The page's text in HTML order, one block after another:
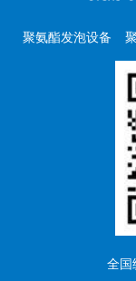
聚氨酯发泡设备
全国